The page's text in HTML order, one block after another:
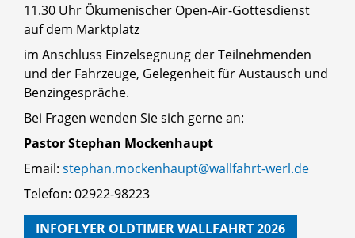
11.30 Uhr Ökumenischer Open-Air-Gottesdienst
auf dem Marktplatz
im Anschluss Einzelsegnung der Teilnehmenden
und der Fahrzeuge, Gelegenheit für Austausch und
Benzingespräche.
Bei Fragen wenden Sie sich gerne an:
Pastor Stephan Mockenhaupt
Email: stephan.mockenhaupt@wallfahrt-werl.de
Telefon: 02922-98223
INFOFLYER OLDTIMER WALLFAHRT 2026